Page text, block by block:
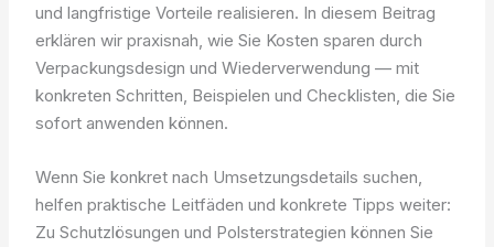
und langfristige Vorteile realisieren. In diesem Beitrag
erklären wir praxisnah, wie Sie Kosten sparen durch
Verpackungsdesign und Wiederverwendung — mit
konkreten Schritten, Beispielen und Checklisten, die Sie
sofort anwenden können.
Wenn Sie konkret nach Umsetzungsdetails suchen,
helfen praktische Leitfäden und konkrete Tipps weiter:
Zu Schutzlösungen und Polsterstrategien können Sie